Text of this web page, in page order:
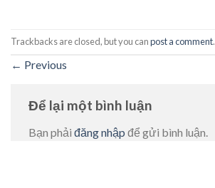
Trackbacks are closed, but you canpost a comment.
← Previous
Để lại một bình luận
Bạn phải đăng nhập để gửi bình luận.